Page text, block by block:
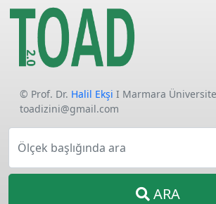
© Prof. Dr. Halil Ekşi I Marmara
toadizini@gmail.com
Ölçek başlığında ara
ARA